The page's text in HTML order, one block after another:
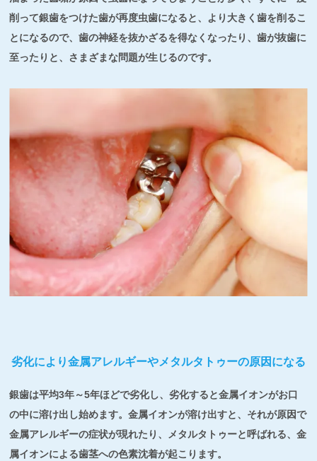
削って銀歯をつけた歯が再度虫歯になると、より大きく歯を削るこ
とになるので、歯の神経を抜かざるを得なくなったり、歯が抜歯に
至ったりと、さまざまな問題が生じるのです。
劣化により金属アレルギーやメタルタトゥーの原因になる
銀歯は平均3年～5年ほどで劣化し、劣化すると金属イオンがお口
の中に溶け出し始めます。金属イオンが溶け出すと、それが原因で
金属アレルギーの症状が現れたり、メタルタトゥーと呼ばれる、金
属イオンによる歯茎への色素沈着が起こります。